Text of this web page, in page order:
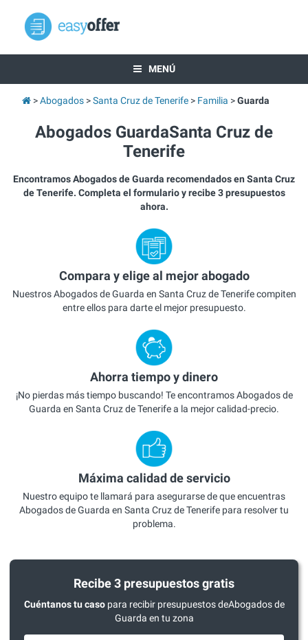
MENÚ
Abogados Santa Cruz de Tenerife Familia Guarda
Abogados GuardaSanta Cruz de
Tenerife
Encontramos Abogados de Guarda recomendados en Santa Cruz
de Tenerife. Completa el formulario y recibe 3 presupuestos
ahora.
Compara y elige al mejor abogado
Nuestros Abogados de Guarda en Santa Cruz de Tenerife compiten
entre ellos para darte el mejor presupuesto.
Ahorra tiempo y dinero
¡No pierdas más tiempo buscando! Te encontramos Abogados de
Guarda en Santa Cruz de Tenerife a la mejor calidad-precio.
Máxima calidad de servicio
Nuestro equipo te llamará para asegurarse de que encuentras
Abogados de Guarda en Santa Cruz de Tenerife para resolver tu
problema.
Recibe 3 presupuestos gratis
Cuéntanos tu casopara recibir presupuestos deAbogados de
Guarda en tu zona